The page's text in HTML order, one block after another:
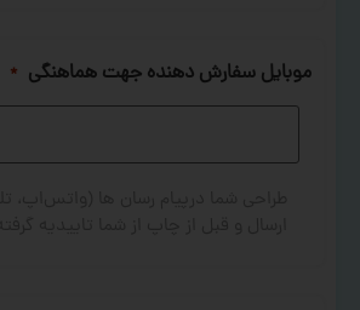
موبایل سفارش دهنده جهت هماهنگی *